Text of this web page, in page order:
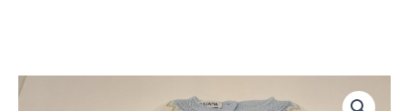
Conjunto
punto